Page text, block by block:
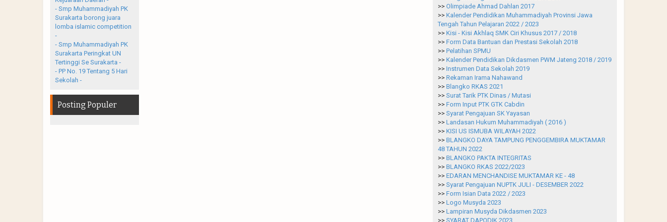
- Smp Muhammadiyah PK
Surakarta borong juara
lomba islamic competition
-
- Smp Muhammadiyah PK
Surakarta Peringkat UN
Tertinggi Se Surakarta -
- PP No. 19 Tentang 5 Hari
Sekolah -
Posting Populer
>> Olimpiade Ahmad Dahlan 2017
>> Kalender Pendidikan Muhammadiyah Provinsi Jawa
Tengah Tahun Pelajaran 2022 / 2023
>> Kisi - Kisi Akhlaq SMK Ciri Khusus 2017 / 2018
>> Form Data Bantuan dan Prestasi Sekolah 2018
>> Pelatihan SPMU
>> Kalender Pendidikan Dikdasmen PWM Jateng 2018 / 2019
>> Instrumen Data Sekolah 2019
>> Rekaman Irama Nahawand
>> Blangko RKAS 2021
>> Surat Tarik PTK Dinas / Mutasi
>> Form Input PTK GTK Cabdin
>> Syarat Pengajuan SK Yayasan
>> Landasan Hukum Muhammadiyah ( 2016 )
>> KISI US ISMUBA WILAYAH 2022
>> BLANGKO DAYA TAMPUNG PENGGEMBIRA MUKTAMAR
48 TAHUN 2022
>> BLANGKO PAKTA INTEGRITAS
>> BLANGKO RKAS 2022/2023
>> EDARAN MENCHANDISE MUKTAMAR KE - 48
>> Syarat Pengajuan NUPTK JULI - DESEMBER 2022
>> Form Isian Data 2022 / 2023
>> Logo Musyda 2023
>> Lampiran Musyda Dikdasmen 2023
>> SYARAT DAPODIK 2023